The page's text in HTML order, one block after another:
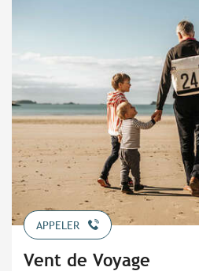
APPELER
Vent de Voyage